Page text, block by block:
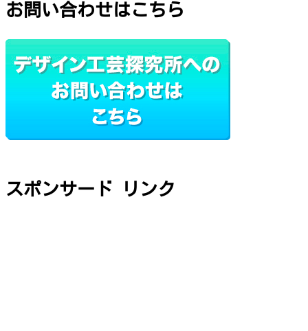
お問い合わせはこちら
スポンサード リンク